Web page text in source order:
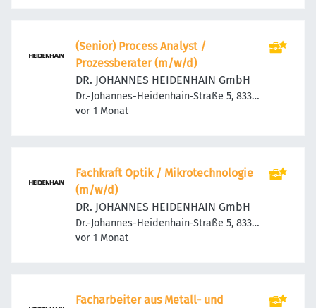
(Senior) Process Analyst /
Prozessberater (m/w/d)
DR. JOHANNES HEIDENHAIN GmbH
Dr.-Johannes-Heidenhain-Straße 5, 83301
Traunreut, Deutschland
Veröffentlicht
vor 1 Monat
Fachkraft Optik / Mikrotechnologie
(m/w/d)
DR. JOHANNES HEIDENHAIN GmbH
Dr.-Johannes-Heidenhain-Straße 5, 83301
Traunreut, Deutschland
Veröffentlicht
vor 1 Monat
Facharbeiter aus Metall- und